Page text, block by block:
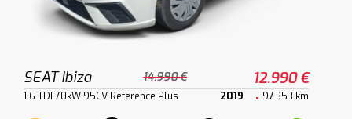
SEAT Ibiza 14.990 € 12.990 €
1.6 TDI 70kW 95CV Reference Plus 2019 97.353 km